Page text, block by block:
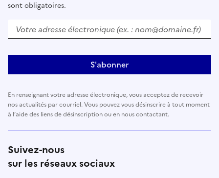
sont obligatoires.
Votre adresse électronique (ex. : nom@domaine.fr)
S'abonner
En renseignant votre adresse électronique, vous acceptez de recevoir
nos actualités par courriel. Vous pouvez vous désinscrire à tout moment
à l’aide des liens de désinscription ou en nous contactant.
Suivez-nous
sur les réseaux sociaux